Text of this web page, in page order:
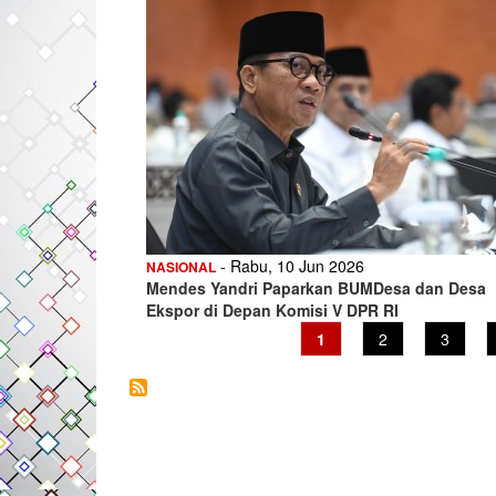
NASIONAL - Rabu, 10 Jun 2026
Mendes Yandri Paparkan BUMDesa dan Desa
Ekspor di Depan Komisi V DPR RI
Current
page
1 Page
2 Page
3